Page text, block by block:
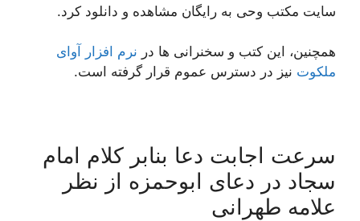
سایت مکتب وحی به رایگان مشاهده و دانلود کرد.
همچنین، این کتب و سخنرانی ها در نرم افزار آوای
ملکوت نیز در دسترس عموم قرار گرفته است.
سرعت اجابت دعا بنابر کلام امام
سجاد در دعای ابوحمزه از نظر
علامه طهرانی